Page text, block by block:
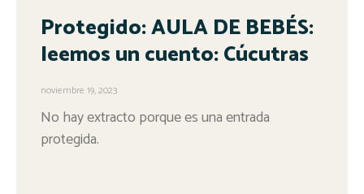
Protegido: AULA DE BEBÉS:
leemos un cuento: Cúcutras
noviembre 19, 2023
No hay extracto porque es una entrada
protegida.